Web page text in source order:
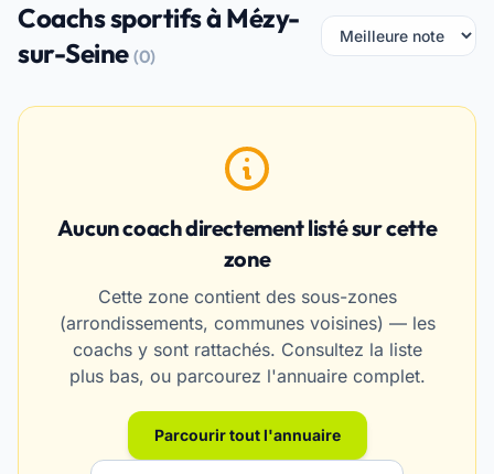
Coachs sportifs à Mézy-
sur-Seine(0)
Aucun coach directement listé sur cette
zone
Cette zone contient des sous-zones
(arrondissements, communes voisines) — les
coachs y sont rattachés. Consultez la liste
plus bas, ou parcourez l'annuaire complet.
Parcourir tout l'annuaire